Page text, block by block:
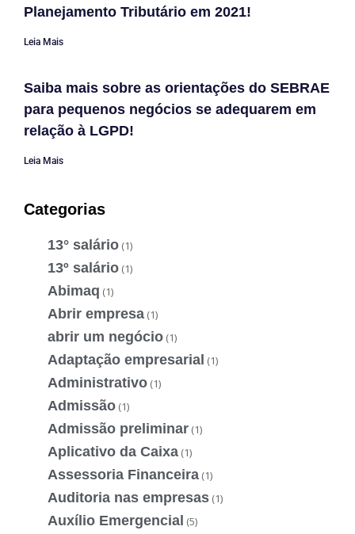
Planejamento Tributário em 2021!
Leia Mais
Saiba mais sobre as orientações do SEBRAE
para pequenos negócios se adequarem em
relação à LGPD!
Leia Mais
Categorias
13° salário (1)
13º salário (1)
Abimaq (1)
Abrir empresa (1)
abrir um negócio (1)
Adaptação empresarial (1)
Administrativo (1)
Admissão (1)
Admissão preliminar (1)
Aplicativo da Caixa (1)
Assessoria Financeira (1)
Auditoria nas empresas (1)
Auxílio Emergencial (5)